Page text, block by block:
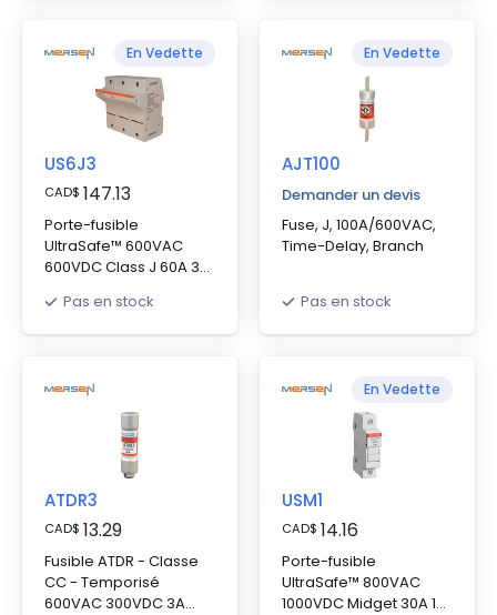
En Vedette
US6J3
CAD$ 147.13
Porte-fusible
UltraSafe™ 600VAC
600VDC Class J 60A 3-
IP65Pas en stock
En Vedette
AJT100
Demander un devis
Fuse, J, 100A/600VAC,
Time-Delay, Branch
Pas en stock
ATDR3
CAD$ 13.29
Fusible ATDR - Classe
CC - Temporisé
600VAC 300VDC 3A
En Vedette
USM1
CAD$ 14.16
Porte-fusible
UltraSafe™ 800VAC
1000VDC Midget 30A 1-